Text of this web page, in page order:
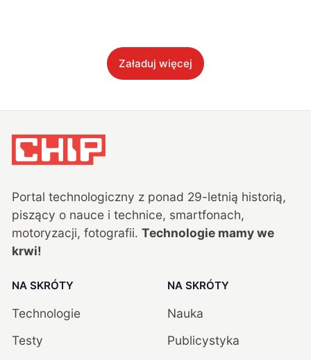
Załaduj więcej
Portal technologiczny z ponad 29-letnią historią,
piszący o nauce i technice, smartfonach,
motoryzacji, fotografii. Technologie mamy we
krwi!
NA SKRÓTY
Technologie
Testy
NA SKRÓTY
Nauka
Publicystyka